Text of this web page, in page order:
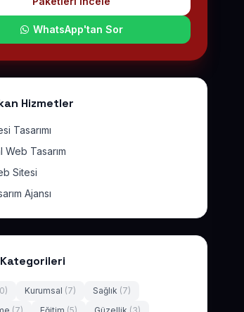
WhatsApp'tan Sor
Hizmetler
Tasarımı
Web Tasarım
Sitesi
Ajansı
Kurumsal (7) Sağlık (7)